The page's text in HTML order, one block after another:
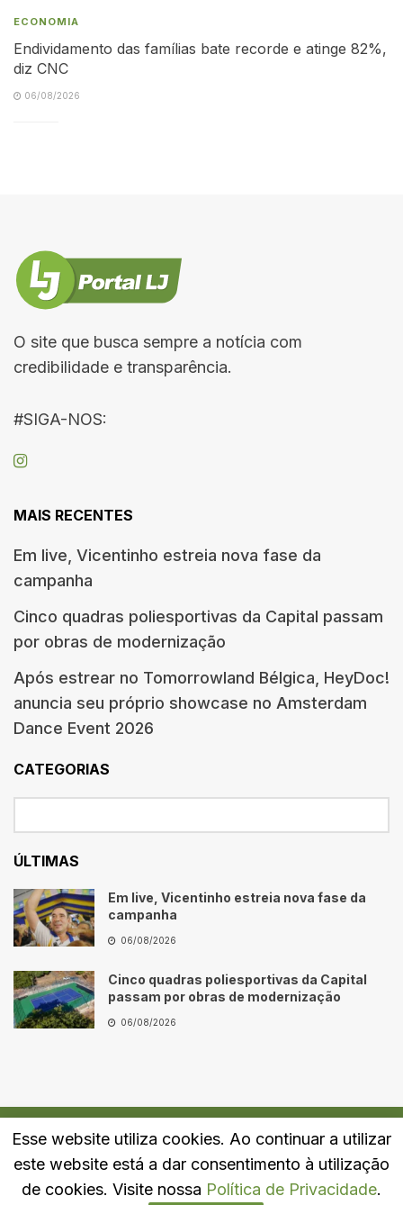
ECONOMIA
Endividamento das famílias bate recorde e atinge 82%,
diz CNC
06/08/2026
O site que busca sempre a notícia com
credibilidade e transparência.
#SIGA-NOS:
MAIS RECENTES
Em live, Vicentinho estreia nova fase da
campanha
Cinco quadras poliesportivas da Capital passam
por obras de modernização
Após estrear no Tomorrowland Bélgica, HeyDoc!
anuncia seu próprio showcase no Amsterdam
Dance Event 2026
CATEGORIAS
ÚLTIMAS
Em live, Vicentinho estreia nova fase da
campanha
06/08/2026
Cinco quadras poliesportivas da Capital
passam por obras de modernização
06/08/2026
Quem Somos Fale Conosco Política de Privacidade
Esse website utiliza cookies. Ao continuar a utilizar
este website está a dar consentimento à utilização
de cookies. Visite nossa Política de Privacidade.